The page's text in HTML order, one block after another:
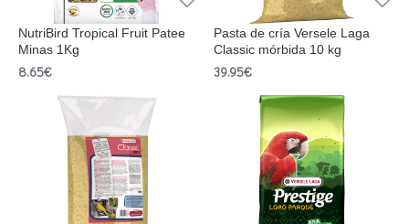
NutriBird Tropical Fruit Patee
Minas 1Kg
8.65€
Pasta de cría Versele Laga
Classic mórbida 10 kg
39.95€